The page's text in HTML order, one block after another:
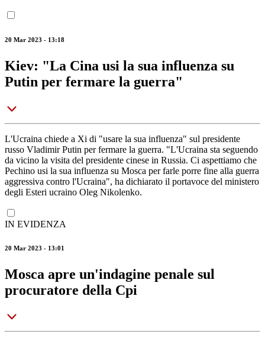
20 Mar 2023 - 13:18
Kiev: "La Cina usi la sua influenza su
Putin per fermare la guerra"
L'Ucraina chiede a Xi di "usare la sua influenza" sul presidente
russo Vladimir Putin per fermare la guerra. "L'Ucraina sta seguendo
da vicino la visita del presidente cinese in Russia. Ci aspettiamo che
Pechino usi la sua influenza su Mosca per farle porre fine alla guerra
aggressiva contro l'Ucraina", ha dichiarato il portavoce del ministero
degli Esteri ucraino Oleg Nikolenko.
IN EVIDENZA
20 Mar 2023 - 13:01
Mosca apre un'indagine penale sul
procuratore della Cpi